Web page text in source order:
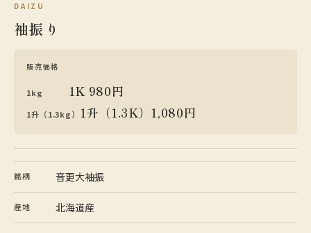
DAIZU
袖振り
販売価格
1kg 1K 980円
1升（1.3kg） 1升（1.3K）1,080円
銘柄 音更大袖振
産地 北海道産